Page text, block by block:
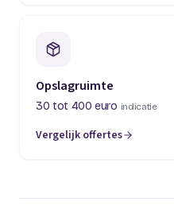
Opslagruimte
30 tot 400 euro indicatie
Vergelijk offertes
(opent in een nieuw tabblad)